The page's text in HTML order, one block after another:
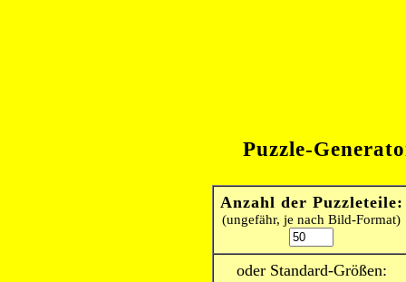
Puzzle-
Anzahl der Puzzleteile:
(ungefähr, je nach Bild-Format)
oder Standard-Größen: